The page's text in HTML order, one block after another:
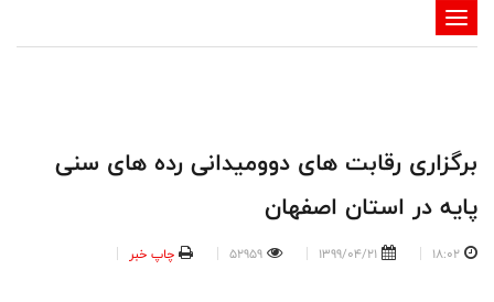
-
-
-
-
برگزاری رقابت های دوومیدانی رده های سنی
پایه در استان اصفهان
18:02
1399/04/21
52959 چاپ خبر